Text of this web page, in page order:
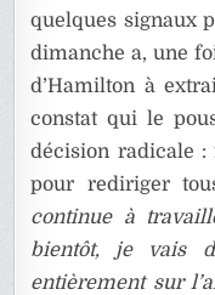
quelques signaux
dimanche a, une
d’Hamilton à
constat qui le
décision radicale :
pour rediriger
continue à
bientôt, je vais
entièrement sur